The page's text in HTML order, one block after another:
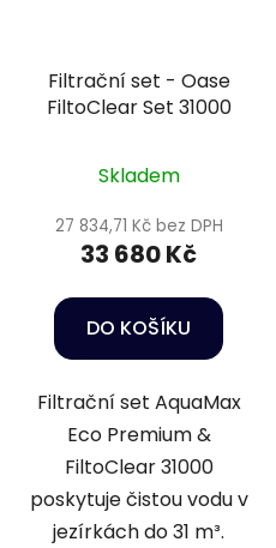
Filtrační set - Oase
FiltoClear Set 31000
Skladem
27 834,71 Kč bez DPH
33 680 Kč
DO KOŠÍKU
Filtrační set AquaMax
Eco Premium &
FiltoClear 31000
poskytuje čistou vodu v
jezírkách do 31 m³.